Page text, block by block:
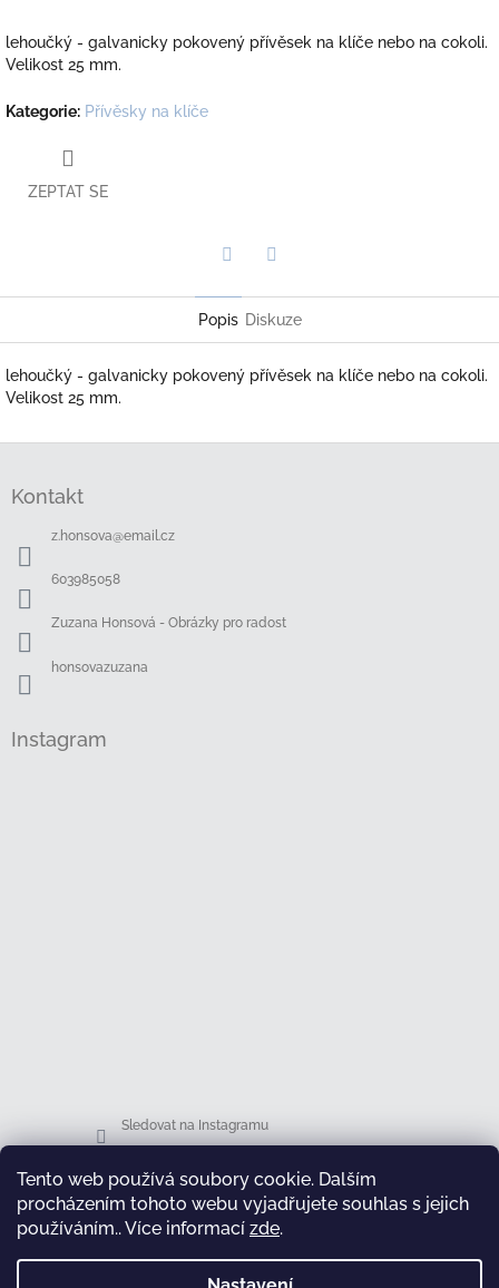
Tento web používá soubory cookie. Dalším
procházením tohoto webu vyjadřujete souhlas s jejich
používáním.. Více informací zde.
lehoučký - galvanicky pokovený přívěsek na klíče nebo na cokoli.
Velikost 25 mm.
Kategorie: Přívěsky na klíče
ZEPTAT SE
Popis Diskuze
lehoučký - galvanicky pokovený přívěsek na klíče nebo na cokoli.
Velikost 25 mm.
Kontakt
z.honsova@email.cz
603985058
Zuzana Honsová - Obrázky pro radost
honsovazuzana
Instagram
Sledovat na Instagramu
Facebook